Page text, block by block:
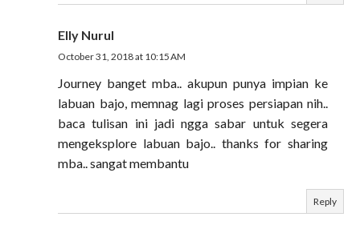
Elly Nurul
October 31, 2018 at 10:15 AM
Journey banget mba.. akupun punya impian ke
labuan bajo, memnag lagi proses persiapan nih..
baca tulisan ini jadi ngga sabar untuk segera
mengeksplore labuan bajo.. thanks for sharing
mba.. sangat membantu
Reply